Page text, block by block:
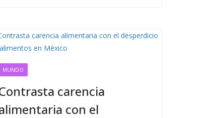
MUNDO
carencia
con el